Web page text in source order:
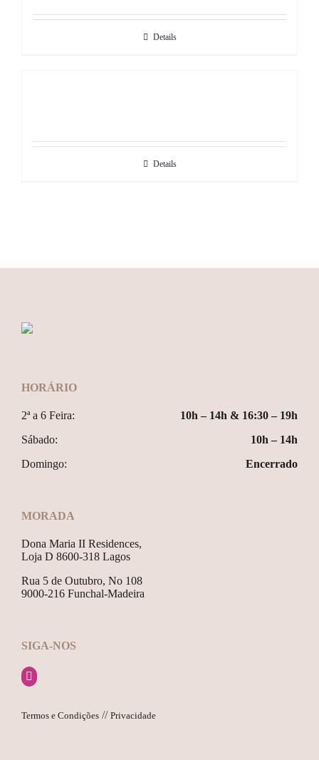
Details
Details
HORÁRIO
2ª a 6 Feira:
10h – 14h & 16:30 – 19h
Sábado:
10h – 14h
Domingo:
Encerrado
MORADA
Dona Maria II Residences,
Loja D 8600-318 Lagos
Rua 5 de Outubro, No 108
9000-216 Funchal-Madeira
SIGA-NOS
Termos e Condições // Privacidade